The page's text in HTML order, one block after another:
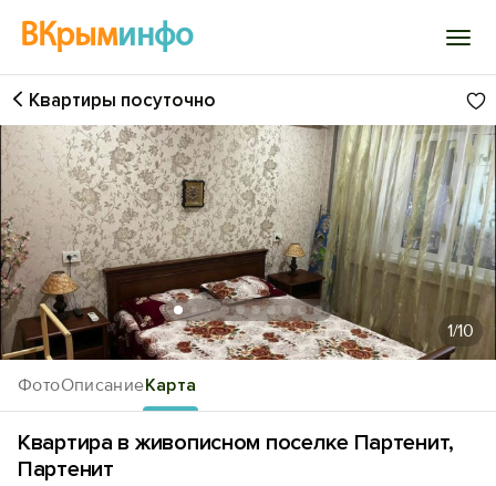
ВКрыминфо
Войти
Избранное
История просмотра
Добавить свой объект
ФотоОписаниеКарта
Квартиры посуточно
1/10
Квартира в живописном поселке Партенит,
Партенит